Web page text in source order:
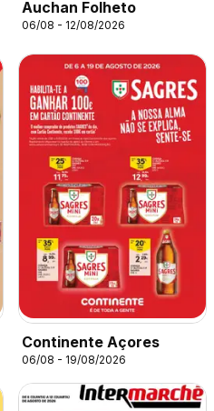
Auchan Folheto
06/08 - 12/08/2026
Continente Açores
06/08 - 19/08/2026